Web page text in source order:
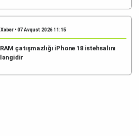
Xəbər • 07 Avqust 2026 11:15
RAM çatışmazlığı iPhone 18 istehsalını
ləngidir